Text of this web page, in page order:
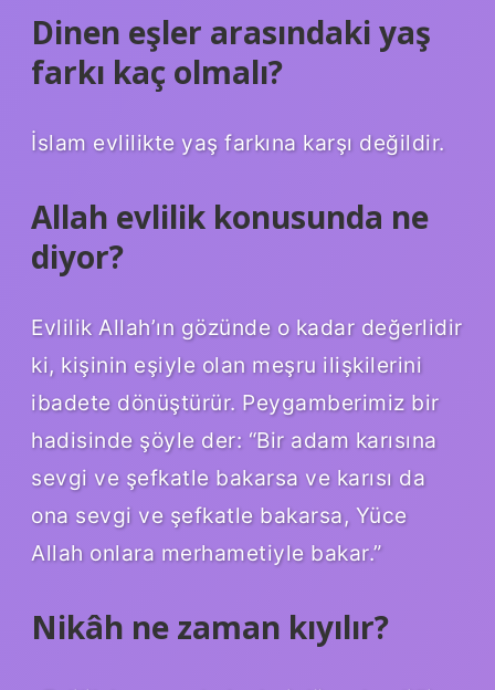
Dinen eşler arasındaki yaş
farkı kaç olmalı?
İslam evlilikte yaş farkına karşı değildir.
Allah evlilik konusunda ne
diyor?
Evlilik Allah’ın gözünde o kadar değerlidir
ki, kişinin eşiyle olan meşru ilişkilerini
ibadete dönüştürür. Peygamberimiz bir
hadisinde şöyle der: “Bir adam karısına
sevgi ve şefkatle bakarsa ve karısı da
ona sevgi ve şefkatle bakarsa, Yüce
Allah onlara merhametiyle bakar.”
Nikâh ne zaman kıyılır?